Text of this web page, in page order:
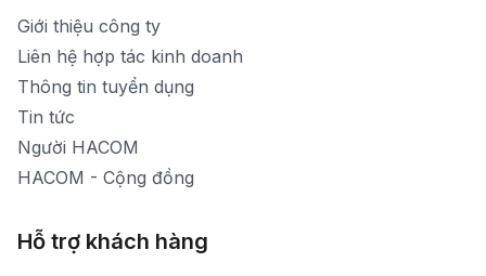
1900 1903 (máy lẻ 160)
[email protected]
Thời gian mở cửa: Từ 8h30-20h hàng ngày
Giới thiệu công ty
Liên hệ hợp tác kinh doanh
Thông tin tuyển dụng
Tin tức
Người HACOM
HACOM - Cộng đồng
Hỗ trợ khách hàng